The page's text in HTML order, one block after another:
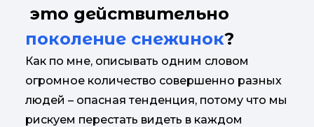
это действительно
поколение снежинок?
Как по мне, описывать одним словом
огромное количество совершенно разных
людей – опасная тенденция, потому что мы
рискуем перестать видеть в каждом